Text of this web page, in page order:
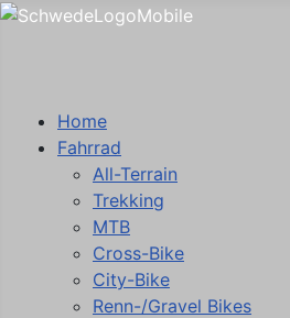
Home
Fahrrad
All-Terrain
Trekking
MTB
Cross-Bike
City-Bike
Renn-/Gravel Bikes